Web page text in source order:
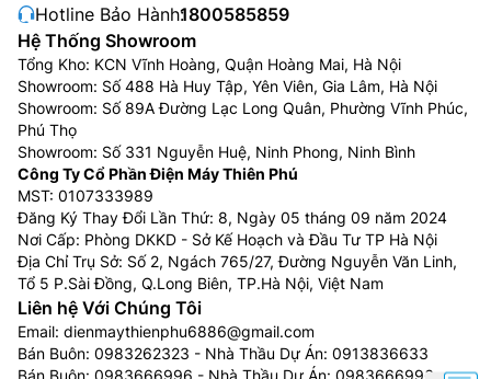
Hotline Bảo Hành:1800585859
Hệ Thống Showroom
Tổng Kho: KCN Vĩnh Hoàng, Quận Hoàng Mai, Hà Nội
Showroom: Số 488 Hà Huy Tập, Yên Viên, Gia Lâm, Hà Nội
Showroom: Số 89A Đường Lạc Long Quân, Phường Vĩnh Phúc,
Phú Thọ
Showroom: Số 331 Nguyễn Huệ, Ninh Phong, Ninh Bình
Công Ty Cổ Phần Điện Máy Thiên Phú
MST: 0107333989
Đăng Ký Thay Đổi Lần Thứ: 8, Ngày 05 tháng 09 năm 2024
Nơi Cấp: Phòng DKKD - Sở Kế Hoạch và Đầu Tư TP Hà Nội
Địa Chỉ Trụ Sở: Số 2, Ngách 765/27, Đường Nguyễn Văn Linh,
Tổ 5 P.Sài Đồng, Q.Long Biên, TP.Hà Nội, Việt Nam
Liên hệ Với Chúng Tôi
Email: dienmaythienphu6886@gmail.com
Bán Buôn: 0983262323 - Nhà Thầu Dự Án: 0913836633
Bán Buôn: 0983666996 - Nhà Thầu Dự Án: 0983666996